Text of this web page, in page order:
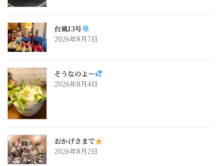
台風13号
2026年8月7日
そうなのよー
2026年8月4日
おかげさまで
2026年8月2日